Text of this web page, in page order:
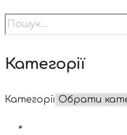
Категорії
Категорії